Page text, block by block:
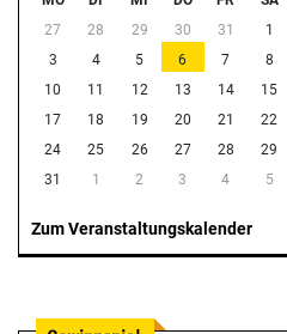
27
28 29 30 31 1
3
4 5 6 7 8
10
11 12 13 14 15
17
18 19 20 21 22
24
25 26 27 28 29
31
1 2 3 4 5
Zum Veranstaltungskalender